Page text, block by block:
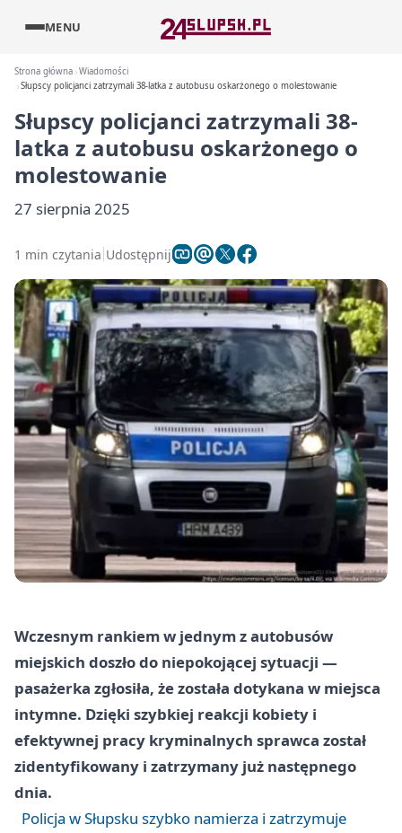
MENU
Strona główna Wiadomości
Słupscy policjanci zatrzymali 38-latka z autobusu oskarżonego o molestowanie
Słupscy policjanci zatrzymali 38-
latka z autobusu oskarżonego o
molestowanie
27 sierpnia 2025
1 min czytania Udostępnij
Wczesnym rankiem w jednym z autobusów
miejskich doszło do niepokojącej sytuacji —
pasażerka zgłosiła, że została dotykana w miejsca
intymne. Dzięki szybkiej reakcji kobiety i
efektywnej pracy kryminalnych sprawca został
zidentyfikowany i zatrzymany już następnego
dnia.
Policja w Słupsku szybko namierza i zatrzymuje